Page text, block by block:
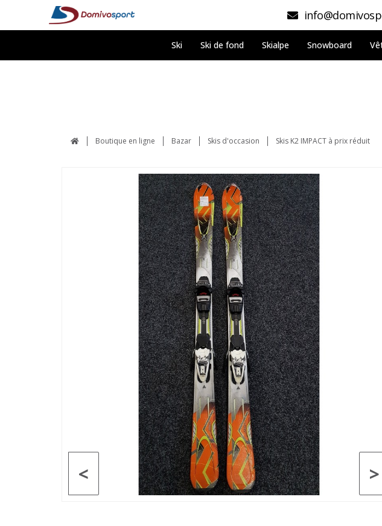
Ski Ski de fond Skialpe Snowboard
Boutique en ligne Bazar Skis d'occasion Skis K2 IMPACT à prix réduit
>
<